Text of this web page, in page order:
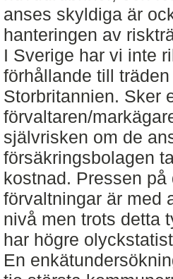
anses skyldiga är
hanteringen av
I Sverige har vi inte
förhållande till
Storbritannien. Sker
förvaltaren/
självrisken om de
försäkringsbolagen
kostnad. Pressen
förvaltningar är med
nivå men trots detta
har högre
En